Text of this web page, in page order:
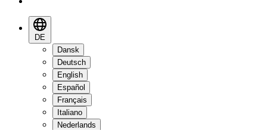
DE
Dansk
Deutsch
English
Español
Français
Italiano
Nederlands